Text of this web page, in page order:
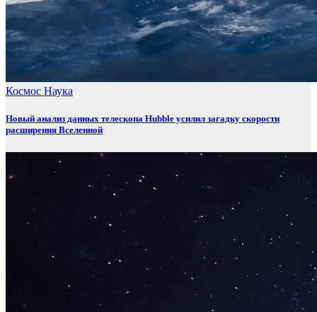
Космос Наука
Новый анализ данных телескопа Hubble усилил загадку скорости
расширения Вселенной